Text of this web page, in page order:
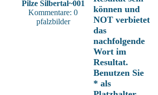
Pilze Silbertal~001
Kommentare: 0
pfalzbilder
können und
NOT verbietet
das
nachfolgende
Wort im
Resultat.
Benutzen Sie
* als